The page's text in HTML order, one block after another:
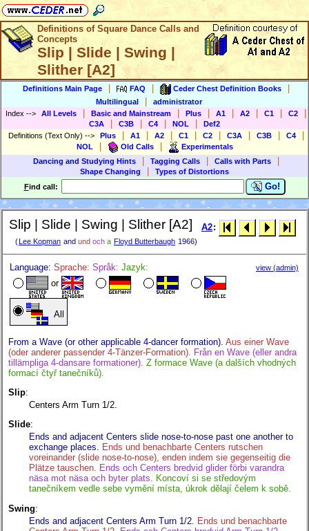
Definitions of Square Dance Calls and
Concepts
Slip | Slide | Swing |
Slither [A2]
Definitions Main Page FAQ Ceder Chest Definition Books
Multilingual
administrator
Index --> All Levels Basic and Mainstream Plus A1 A2 C1 C2
C3A C3B C4 NOL
Def2
Definitions (Text Only) --> Plus A1 A2 C1 C2 C3A C3B C4
NOL Old Calls
Experimentals
Dancing and Studying Hints
Tagging Calls Calls with Parts
Shape Changing
Types of Distortions
Find call: Go!
Slip | Slide | Swing | Slither [A2]
( Lee Kopman and und och a Floyd Butterbaugh 1966)
A2:
Language: Sprache: Språk: Jazyk:
or
All
view (admin)
From a Wave (or other applicable 4-dancer formation). Aus einer Wave
(oder anderer passender 4-Tänzer-Formation). Från en Wave (eller andra
tillämpliga 4-dansare formationer). Z formace Wave (a dalších vhodných
formací čtyř tanečníků).
Slip:
Centers Arm Turn 1/2.
Slide:
Ends and adjacent Centers slide nose-to-nose past one another to
exchange places. Ends und benachbarte Centers rutschen
voreinander (slide nose-to-nose), enden indem sie gegenseitig die
Plätze tauschen. Ends och Centers bredvid glider förbi varandra
näsa mot näsa och byter plats. Koncoví si se středovým
tanečníkem vedle sebe vymění místa, úkrok dělají čelem k sobě.
Swing:
Ends and adjacent Centers Arm Turn 1/2. Ends und benachbarte